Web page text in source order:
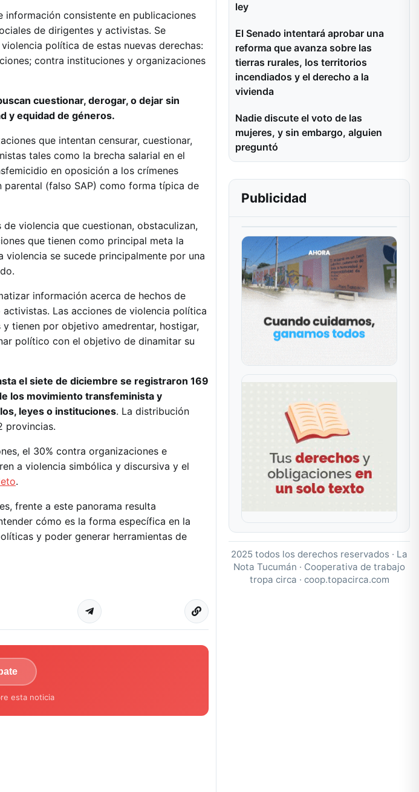
consistente en publicaciones
de dirigentes y activistas. Se
política de estas nuevas derechas:
contra instituciones y organizaciones
cuestionar, derogar, o dejar sin
y equidad de géneros.
que intentan censurar, cuestionar,
tales como la brecha salarial en el
en oposición a los crímenes
(falso SAP) como forma típica de
violencia que cuestionan, obstaculizan,
que tienen como principal meta la
se sucede principalmente por una
información acerca de hechos de
Las acciones de violencia política
tienen por objetivo amedrentar, hostigar,
político con el objetivo de dinamitar su
el siete de diciembre se registraron 169
los movimiento transfeminista y
leyes o instituciones. La distribución
provincias.
el 30% contra organizaciones e
a violencia simbólica y discursiva y el
.
frente a este panorama resulta
cómo es la forma específica en la
y poder generar herramientas de
esta noticia
ley
El Senado intentará aprobar una
reforma que avanza sobre las
tierras rurales, los territorios
incendiados y el derecho a la
vivienda
Nadie discute el voto de las
mujeres, y sin embargo, alguien
preguntó
Publicidad
2025 todos los derechos reservados · La
Nota Tucumán · Cooperativa de trabajo
tropa circa · coop.topacirca.com